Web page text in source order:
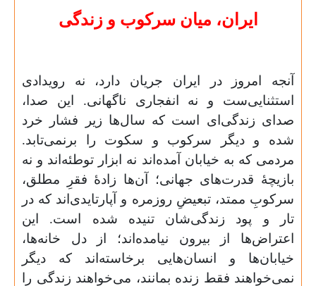
ایران، میان سرکوب و زندگی
آنجه امروز در ایران جریان دارد، نه رویدادی
استثنایی‌ست و نه انفجاری ناگهانی. این صدا،
صدای زندگی‌ای است که سال‌ها زیر فشار خرد
شده و دیگر سرکوب و سکوت را برنمی‌تابد.
مردمی که به خیابان آمده‌اند نه ابزار توطئه‌اند و نه
بازیچهٔ قدرت‌های جهانی؛ آن‌ها زادهٔ فقرِ مطلق،
سرکوبِ ممتد، تبعیضِ روزمره و آپارتایدی‌اند که در
تار و پود زندگی‌شان تنیده شده است. این
اعتراض‌ها از بیرون نیامده‌اند؛ از دل خانه‌ها،
خیابان‌ها و انسان‏‌هایی برخاسته‌اند که دیگر
نمی‌خواهند فقط زنده بمانند، می‌خواهند زندگی را